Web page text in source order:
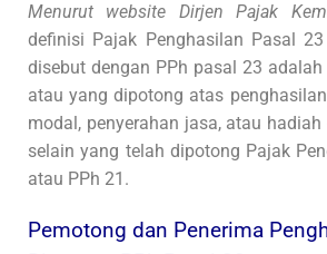
Menurut website Dirjen Pajak
definisi Pajak Penghasilan Pasal
disebut dengan PPh pasal 23
atau yang dipotong atas
modal, penyerahan jasa, atau
selain yang telah dipotong Pajak
atau PPh 21.
Pemotong dan Penerima